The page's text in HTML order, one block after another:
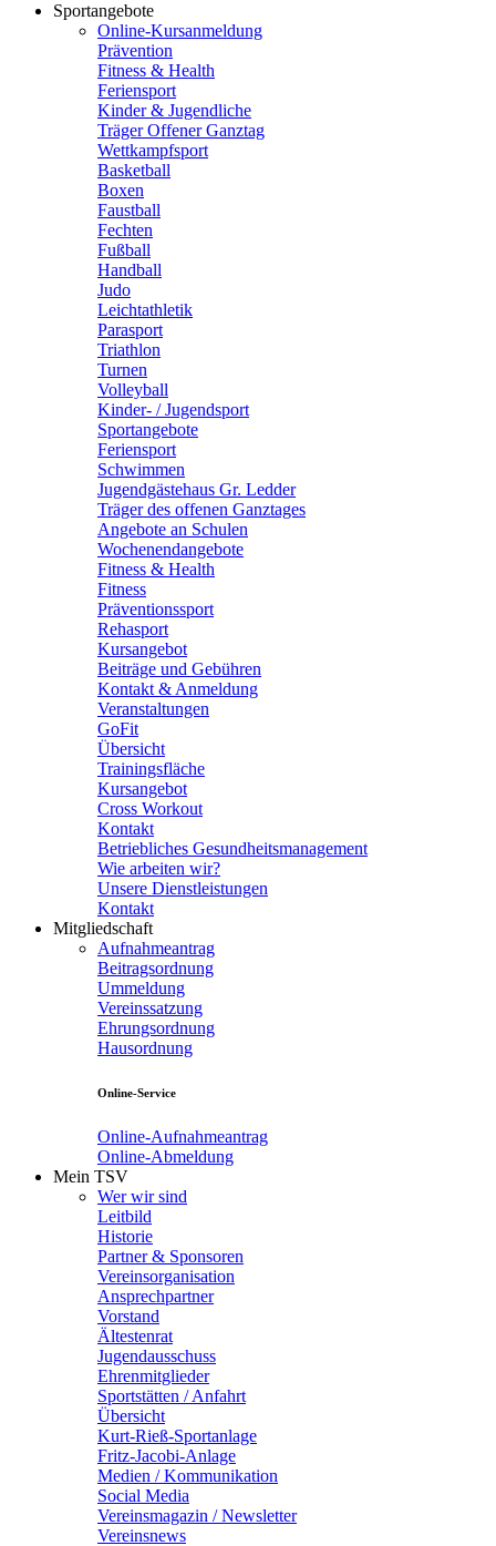
Sportangebote
Online-Kursanmeldung
Prävention
Fitness & Health
Feriensport
Kinder & Jugendliche
Träger Offener Ganztag
Wettkampfsport
Basketball
Boxen
Faustball
Fechten
Fußball
Handball
Judo
Leichtathletik
Parasport
Triathlon
Turnen
Volleyball
Kinder- / Jugendsport
Sportangebote
Feriensport
Schwimmen
Jugendgästehaus Gr. Ledder
Träger des offenen Ganztages
Angebote an Schulen
Wochenendangebote
Fitness & Health
Fitness
Präventionssport
Rehasport
Kursangebot
Beiträge und Gebühren
Kontakt & Anmeldung
Veranstaltungen
GoFit
Übersicht
Trainingsfläche
Kursangebot
Cross Workout
Kontakt
Betriebliches Gesundheitsmanagement
Wie arbeiten wir?
Unsere Dienstleistungen
Kontakt
Mitgliedschaft
Aufnahmeantrag
Beitragsordnung
Ummeldung
Vereinssatzung
Ehrungsordnung
Hausordnung
Online-Service
Online-Aufnahmeantrag
Online-Abmeldung
Mein TSV
Wer wir sind
Leitbild
Historie
Partner & Sponsoren
Vereinsorganisation
Ansprechpartner
Vorstand
Ältestenrat
Jugendausschuss
Ehrenmitglieder
Sportstätten / Anfahrt
Übersicht
Kurt-Rieß-Sportanlage
Fritz-Jacobi-Anlage
Medien / Kommunikation
Social Media
Vereinsmagazin / Newsletter
Vereinsnews